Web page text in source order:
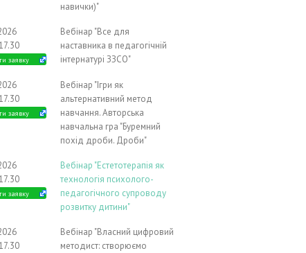
навички)"
заявку
Вебінар "Все для
наставника в педагогічній
інтернатурі ЗЗСО"
заявку
Вебінар "Ігри як
альтернативний метод
навчання. Авторська
навчальна гра "Буремний
похід дроби. Дроби"
заявку
Вебінар "Естетотерапія як
технологія психолого-
педагогічного супроводу
розвитку дитини"
Вебінар "Власний цифровий
методист: створюємо